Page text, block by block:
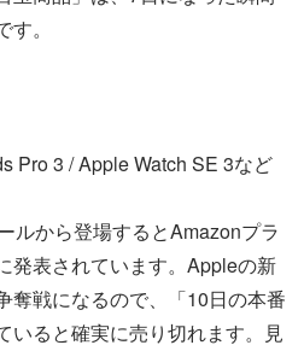
。
Pro 3 / Apple Watch SE 3など
ルから登場するとAmazonプラ
発表されています。Appleの新
奪戦になるので、「10日の本番
ると確実に売り切れます。見